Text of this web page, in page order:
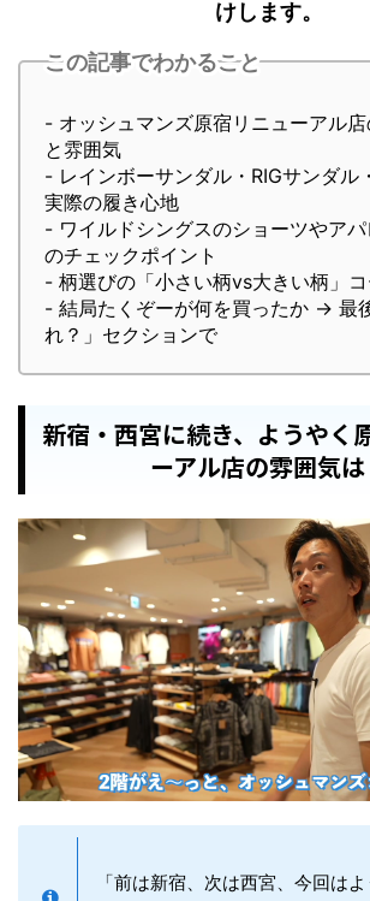
けします。
この記事でわかること
- オッシュマンズ原宿リニューアル
と雰囲気
- レインボーサンダル・RIGサンダル
実際の履き心地
- ワイルドシングスのショーツやア
のチェックポイント
- 柄選びの「小さい柄vs大きい柄」
- 結局たくぞーが何を買ったか → 最
れ？」セクションで
新宿・西宮に続き、ようやく
ーアル店の雰囲気は
「前は新宿、次は西宮、今回は